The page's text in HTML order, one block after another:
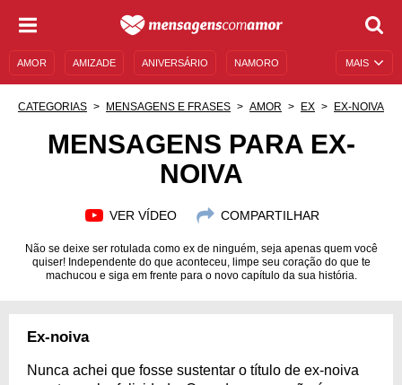
MAIS
AMOR AMIZADE ANIVERSÁRIO NAMORO
MENSAGENS DE ANIVERSÁRIO
CATEGORIAS MENSAGENS E FRASES AMOR EX EX-NOIVA
MENSAGENS PARA EX-
NOIVA
VER VÍDEO COMPARTILHAR
Não se deixe ser rotulada como ex de ninguém, seja apenas quem você
quiser! Independente do que aconteceu, limpe seu coração do que te
machucou e siga em frente para o novo capítulo da sua história.
Ex-noiva
Nunca achei que fosse sustentar o título de ex-noiva